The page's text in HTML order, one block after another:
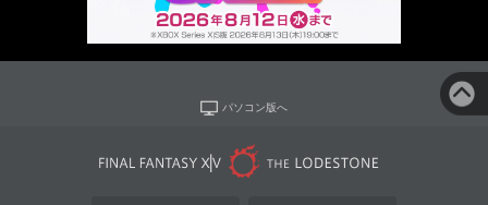
パソコン版へ